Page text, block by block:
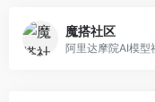
魔搭社区